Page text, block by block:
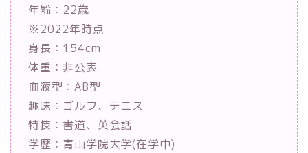
年齢：22歳
※2022年時点
身長：154cm
体重：非公表
血液型：AB型
趣味：ゴルフ、テニス
特技：書道、英会話
学歴：青山学院大学(在学中)